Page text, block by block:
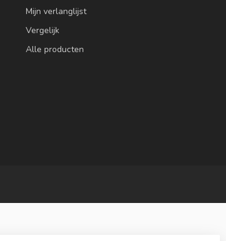
Mijn verlanglijst
Vergelijk
Alle producten